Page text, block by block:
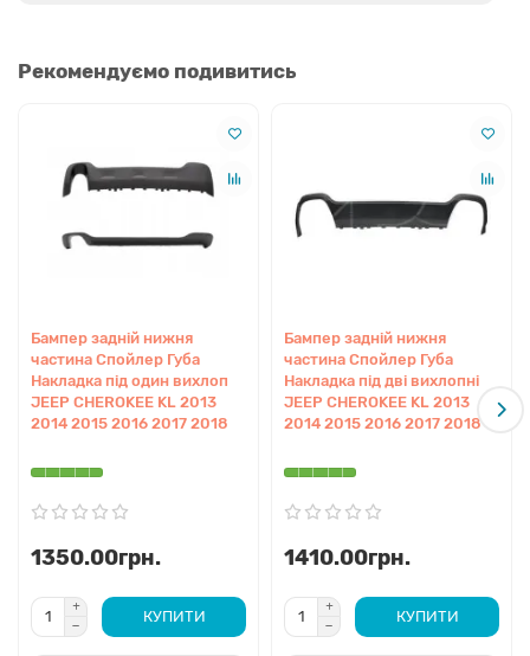
раціональне рішення для власників, які прагнуть отримати
Перегляньте іншіКУЗОВНІ ЗАПЧАСТИНИ JEEP
знайдітьЗАПЧАСТИНИ КУЗОВА JEEP GRAND CHEROKEE
у нашому інтернет-каталозі.
Точна сумісність:
Розроблена з урахуванням усіх
конструктивних особливостей кузова WK2
дорестайлінгового періоду.
Якісний aftermarket аналог:Використання сучасних
стандартам.
Оптимальна геометрія:
Деталь щільно прилягає до
Стійкість до навантажень:Пластик витримує вібрації
Швидкий монтаж:
Кріплення розташовані у повній
Рекомендуємо подивитись
Бампер задній нижня
частина Спойлер Губа
Накладка під один вихлоп
JEEP CHEROKEE KL 2013
2014 2015 2016 2017 2018
1350.00грн.
КУПИТИ
Бампер задній нижня
частина Спойлер Губа
Накладка під дві вихлопні
JEEP CHEROKEE KL 2013
2014 2015 2016 2017 2018
1410.00грн.
КУПИТИ